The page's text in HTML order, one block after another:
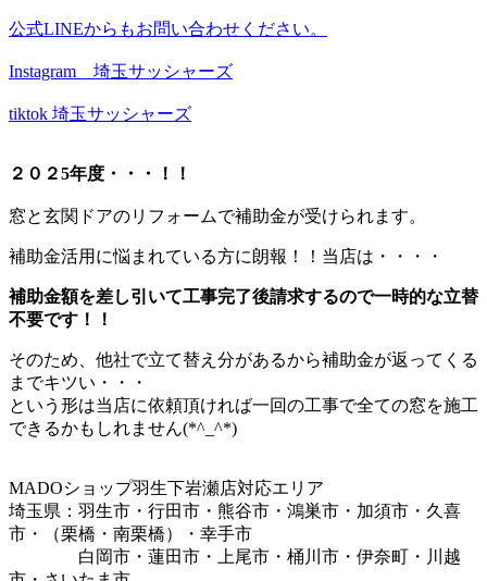
公式LINEからもお問い合わせください。
Instagram 埼玉サッシャーズ
tiktok 埼玉サッシャーズ
２０２5年度・・・！！
窓と玄関ドアのリフォームで補助金が受けられます。
補助金活用に悩まれている方に朗報！！当店は・・・・
補助金額を差し引いて工事完了後請求するので一時的な立替
不要です！！
そのため、他社で立て替え分があるから補助金が返ってくる
までキツい・・・
という形は当店に依頼頂ければ一回の工事で全ての窓を施工
できるかもしれません(*^_^*)
MADOショップ羽生下岩瀬店対応エリア
埼玉県：羽生市・行田市・熊谷市・鴻巣市・加須市・久喜
市・（栗橋・南栗橋）・幸手市
白岡市・蓮田市・上尾市・桶川市・伊奈町・川越